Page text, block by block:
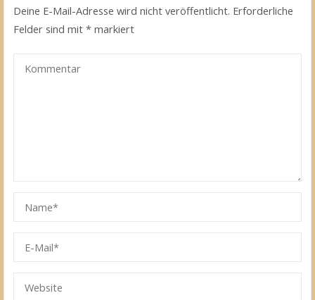
Deine E-Mail-Adresse wird nicht veröffentlicht. Erforderliche
Felder sind mit* markiert